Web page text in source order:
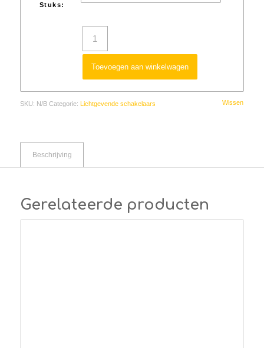
Stuks:
Wissen
Toevoegen aan winkelwagen
SKU: N/B Categorie: Lichtgevende schakelaars
Beschrijving
Gerelateerde producten